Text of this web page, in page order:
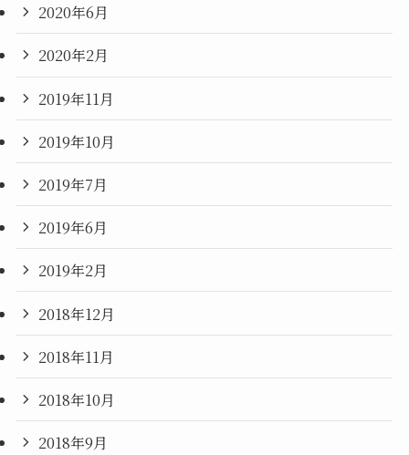
2020年6月
2020年2月
2019年11月
2019年10月
2019年7月
2019年6月
2019年2月
2018年12月
2018年11月
2018年10月
2018年9月